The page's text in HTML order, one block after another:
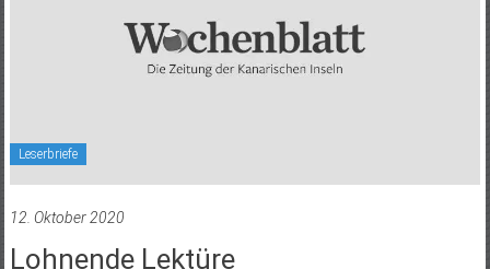
Leserbriefe
12. Oktober 2020
Lohnende Lektüre